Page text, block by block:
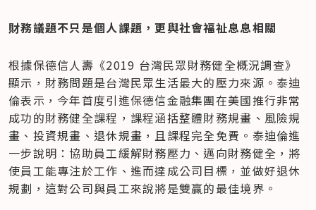
財務議題不只是個人課題，更與社會福祉息息相關
根據保德信人壽《2019 台灣民眾財務健全概況調查》
顯示，財務問題是台灣民眾生活最大的壓力來源。泰迪
倫表示，今年首度引進保德信金融集團在美國推行非常
成功的財務健全課程，課程涵括整體財務規畫、風險規
畫、投資規畫、退休規畫，且課程完全免費。泰迪倫進
一步說明：協助員工緩解財務壓力、邁向財務健全，將
使員工能專注於工作、進而達成公司目標，並做好退休
規劃，這對公司與員工來說將是雙贏的最佳境界。